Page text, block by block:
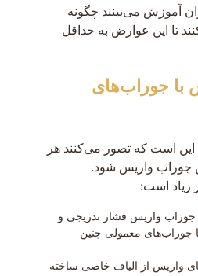
آموزش می‌بینند چگونه
تا این عوارض به حداقل
با جوراب‌های
این است که تصور می‌کنند هر
جوراب واریس شود.
زیاد است:
جوراب واریس فشار تدریجی و
جوراب‌های معمولی چنین
واریس از الیاف خاصی ساخته